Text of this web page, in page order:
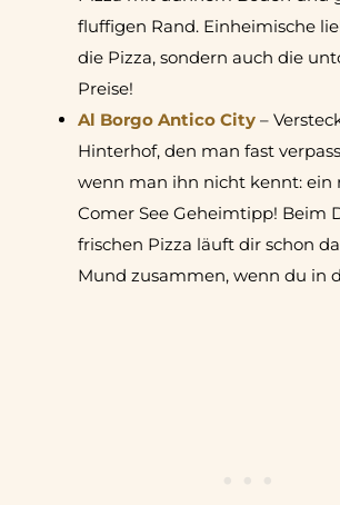
fluffigen Rand. Einheimische
die Pizza, sondern auch die
Preise!
Al Borgo Antico City –
Hinterhof, den man fast
wenn man ihn nicht kennt: ein
Comer See Geheimtipp! Beim
frischen Pizza läuft dir schon
Mund zusammen, wenn du in